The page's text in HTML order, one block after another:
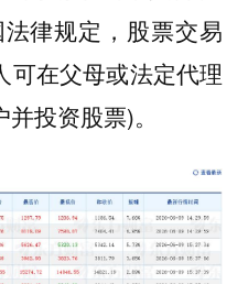
律规定，股票交易
可在父母或法定代理
投资股票)。